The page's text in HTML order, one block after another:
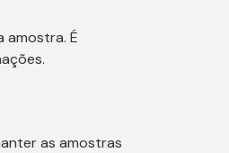
amostra. É
as amostras